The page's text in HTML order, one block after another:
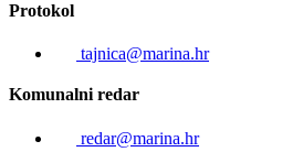
Protokol
tajnica@marina.hr
Komunalni redar
redar@marina.hr